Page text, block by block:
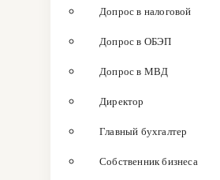
Допрос в налоговой
Допрос в ОБЭП
Допрос в МВД
Директор
Главный бухгалтер
Собственник бизнеса